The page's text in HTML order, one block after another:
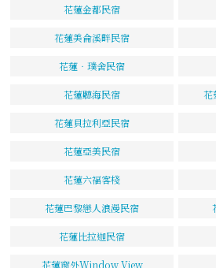
花蓮金都民宿
花蓮美侖溪畔民宿
花蓮‧璞舍民宿
花蓮聽海民宿 花
花蓮貝拉利亞民宿
花蓮亞美民宿
花蓮六福客棧
花蓮巴黎戀人浪漫民宿
花蓮比拉迦民宿
花蓮窗外Window View